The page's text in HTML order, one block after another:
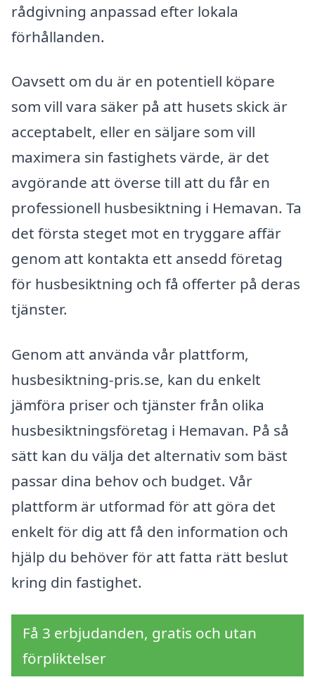
rådgivning anpassad efter lokala
förhållanden.
Oavsett om du är en potentiell köpare
som vill vara säker på att husets skick är
acceptabelt, eller en säljare som vill
maximera sin fastighets värde, är det
avgörande att överse till att du får en
professionell husbesiktning i Hemavan. Ta
det första steget mot en tryggare affär
genom att kontakta ett ansedd företag
för husbesiktning och få offerter på deras
tjänster.
Genom att använda vår plattform,
husbesiktning-pris.se, kan du enkelt
jämföra priser och tjänster från olika
husbesiktningsföretag i Hemavan. På så
sätt kan du välja det alternativ som bäst
passar dina behov och budget. Vår
plattform är utformad för att göra det
enkelt för dig att få den information och
hjälp du behöver för att fatta rätt beslut
kring din fastighet.
Få 3 erbjudanden, gratis och utan
förpliktelser